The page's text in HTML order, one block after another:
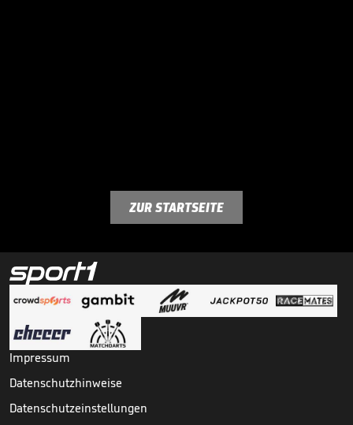
ZUR STARTSEITE
Impressum
Datenschutzhinweise
Datenschutzeinstellungen